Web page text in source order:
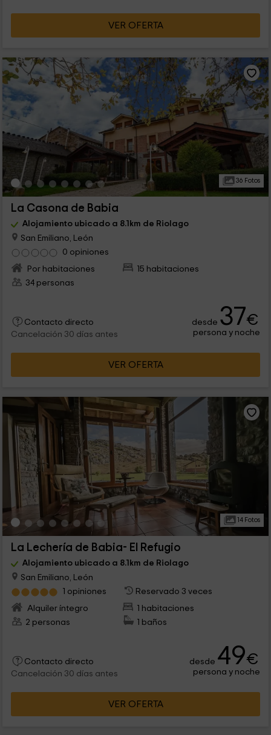
VER OFERTA
36 Fotos
La Casona de Babia
Alojamiento ubicado a 8.1km de Riolago
San Emiliano, León
0 opiniones
Por habitaciones
15 habitaciones
34 personas
Contacto directo
Cancelación 30 días antes
desde 37€
persona y noche
VER OFERTA
14 Fotos
La Lechería de Babia- El Refugio
Alojamiento ubicado a 8.1km de Riolago
San Emiliano, León
1 opiniones
Reservado 3 veces
Alquiler íntegro
1 habitaciones
2 personas
1 baños
Contacto directo
Cancelación 30 días antes
desde 49€
persona y noche
VER OFERTA